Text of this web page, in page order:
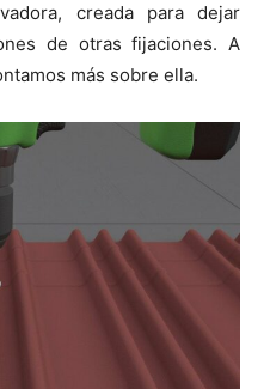
creada para dejar
de otras fijaciones. A
más sobre ella.